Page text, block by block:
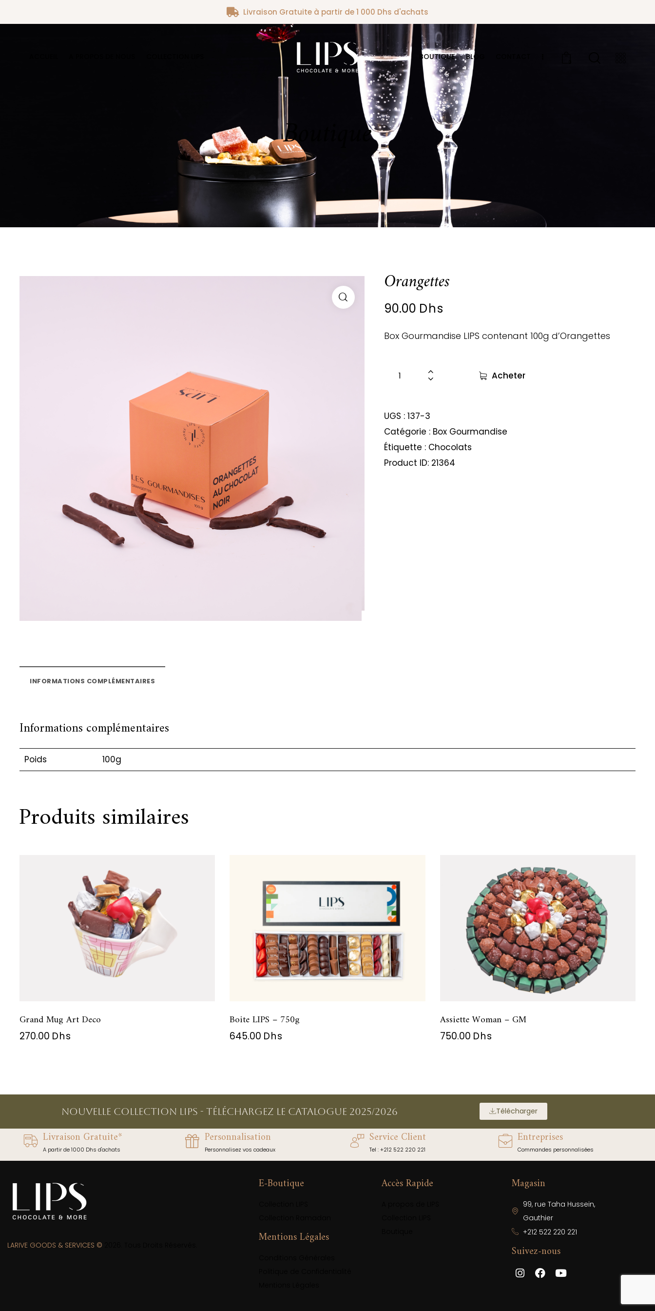
Livraison Gratuite à partir de 1 000 Dhs d'achats
BOUTIQUE BLOG
Boutique
Orangettes
90.00 Dhs
Box Gourmandise LIPS contenant 100g d’Orangettes
Acheter
UGS : 137-3
Catégorie : Box Gourmandise
Étiquette : Chocolats
Product ID: 21364
INFORMATIONS COMPLÉMENTAIRES
Informations complémentaires
Poids 100g
Produits similaires
Grand Mug Art Deco
270.00 Dhs
Boite LIPS – 750g
645.00 Dhs
Assiette Woman – GM
750.00 Dhs
NOUVELLE COLLECTION LIPS - Téléchargez le catalogue 2025/2026 Télécharger
Livraison Gratuite*
A partir de 1000 Dhs d'achats
Personnalisation
Personnalisez vos cadeaux
Service Client
Tel : +212 522 220 221
Entreprises
Commandes personnalisées
LARIVE GOODS & SERVICES ©
E-Boutique
Mentions Légales
Accès Rapide Magasin
99, rue Taha Hussein,
Gauthier
+212 522 220 221
Suivez-nous